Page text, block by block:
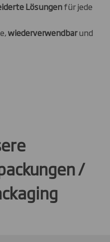
Lösungenfür jede
wiederverwendbarund
/